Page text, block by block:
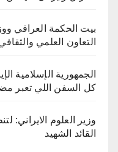
بيت الحكمة العراقي
التعاون العلمي
كل السفن اللي تعبر
وزير العلوم الايراني:
القائد الشهيد